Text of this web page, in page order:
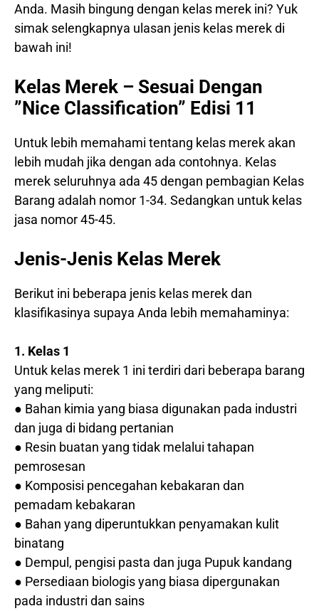
Anda. Masih bingung dengan kelas merek ini? Yuk
simak selengkapnya ulasan jenis kelas merek di
bawah ini!
Kelas Merek – Sesuai Dengan
”Nice Classification” Edisi 11
Untuk lebih memahami tentang kelas merek akan
lebih mudah jika dengan ada contohnya. Kelas
merek seluruhnya ada 45 dengan pembagian Kelas
Barang adalah nomor 1-34. Sedangkan untuk kelas
jasa nomor 45-45.
Jenis-Jenis Kelas Merek
Berikut ini beberapa jenis kelas merek dan
klasifikasinya supaya Anda lebih memahaminya:
1. Kelas 1
Untuk kelas merek 1 ini terdiri dari beberapa barang
yang meliputi:
● Bahan kimia yang biasa digunakan pada industri
dan juga di bidang pertanian
● Resin buatan yang tidak melalui tahapan
pemrosesan
● Komposisi pencegahan kebakaran dan
pemadam kebakaran
● Bahan yang diperuntukkan penyamakan kulit
binatang
● Dempul, pengisi pasta dan juga Pupuk kandang
● Persediaan biologis yang biasa dipergunakan
pada industri dan sains